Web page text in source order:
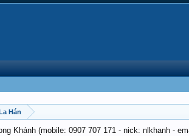
Hán
Khánh (mobile: 0907 707 171 - nick: nlkhanh -